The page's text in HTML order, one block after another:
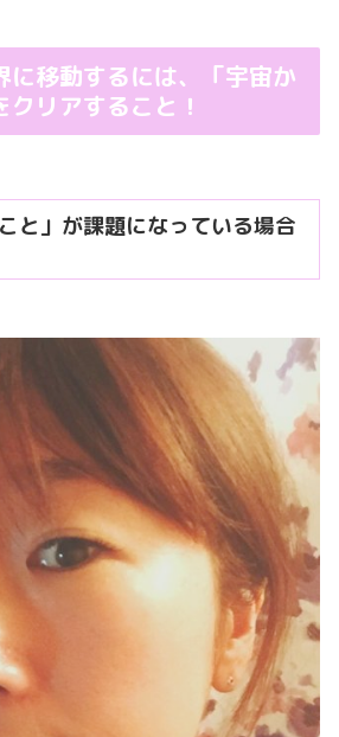
に移動するには、「宇宙か
リアすること！
と」が課題になっている場合